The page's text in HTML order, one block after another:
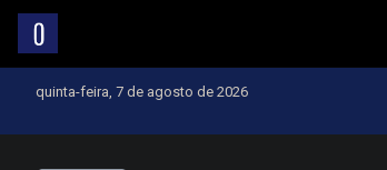
quinta-feira, 7 de agosto de 2026